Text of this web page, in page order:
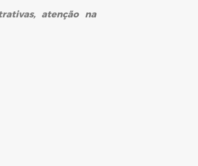
atenção na